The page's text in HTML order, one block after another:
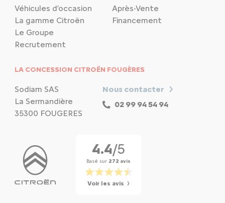
Véhicules d’occasion
La gamme Citroën
Le Groupe
Recrutement
Après-Vente
Financement
LA CONCESSION CITROËN FOUGÈRES
Sodiam SAS
La Sermandière
35300 FOUGERES
Nous contacter
02 99 94 54 94
4.4/5
Basé sur 272 avis
Voir les avis